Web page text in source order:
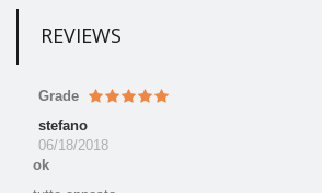
REVIEWS
Grade
stefano
06/18/2018
ok